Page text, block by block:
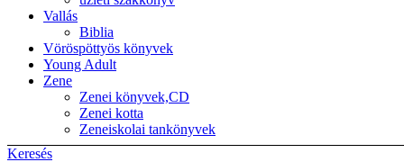
Keresés
Vallás
Biblia
Vöröspöttyös könyvek
Young Adult
Zene
Zenei könyvek,CD
Zenei kotta
Zeneiskolai tankönyvek